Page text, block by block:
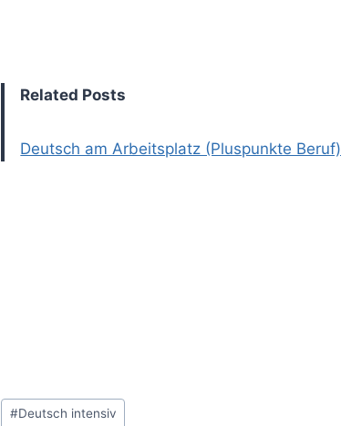
Related Posts
Deutsch am Arbeitsplatz (Pluspunkte Beruf)
Post
#Deutsch intensiv